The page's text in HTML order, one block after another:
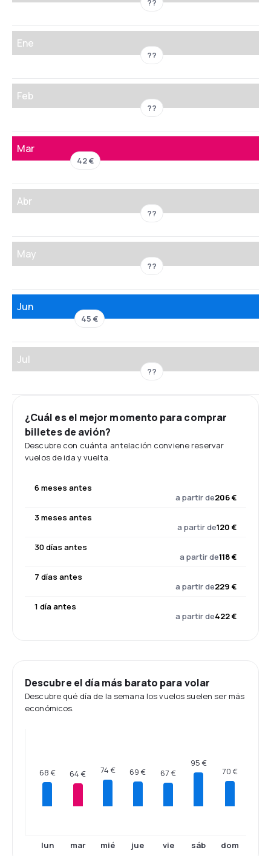
??
Ene
??
Feb
??
Mar
42 €
Abr
??
May
??
Jun
45 €
Jul
??
¿Cuál es el mejor momento para comprar
billetes de avión?
Descubre con cuánta antelación conviene reservar
vuelos de ida y vuelta.
6 meses antes
a partir de206 €
3 meses antes
a partir de120 €
30 días antes
a partir de118 €
7 días antes
a partir de229 €
1 día antes
a partir de422 €
Descubre el día más barato para volar
Descubre qué día de la semana los vuelos suelen ser más
económicos.
68 €
lun
64 €
mar
74 €
mié
69 €
jue
67 €
vie
95 €
sáb
70 €
dom